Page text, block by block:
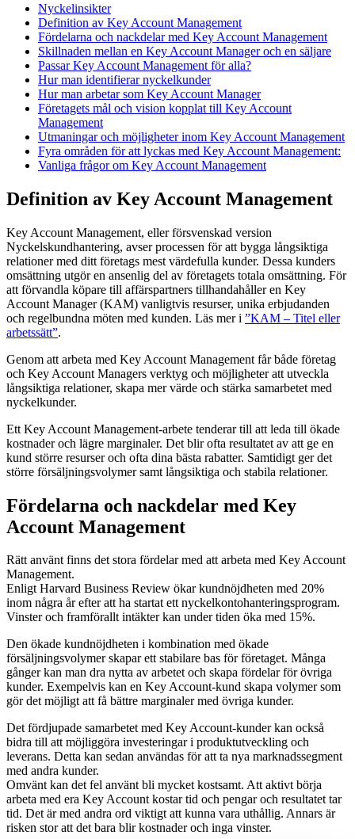
Nyckelinsikter
Definition av Key Account Management
Fördelarna och nackdelar med Key Account Management
Skillnaden mellan en Key Account Manager och en säljare
Passar Key Account Management för alla?
Hur man identifierar nyckelkunder
Hur man arbetar som Key Account Manager
Företagets mål och vision kopplat till Key Account
Management
Utmaningar och möjligheter inom Key Account Management
Fyra områden för att lyckas med Key Account Management:
Vanliga frågor om Key Account Management
Definition av Key Account Management
Key Account Management, eller försvenskad version
Nyckelskundhantering, avser processen för att bygga långsiktiga
relationer med ditt företags mest värdefulla kunder. Dessa kunders
omsättning utgör en ansenlig del av företagets totala omsättning. För
att förvandla köpare till affärspartners tillhandahåller en Key
Account Manager (KAM) vanligtvis resurser, unika erbjudanden
och regelbundna möten med kunden. Läs mer i ”KAM – Titel eller
arbetssätt”.
Genom att arbeta med Key Account Management får både företag
och Key Account Managers verktyg och möjligheter att utveckla
långsiktiga relationer, skapa mer värde och stärka samarbetet med
nyckelkunder.
Ett Key Account Management-arbete tenderar till att leda till ökade
kostnader och lägre marginaler. Det blir ofta resultatet av att ge en
kund större resurser och ofta dina bästa rabatter. Samtidigt ger det
större försäljningsvolymer samt långsiktiga och stabila relationer.
Fördelarna och nackdelar med Key
Account Management
Rätt använt finns det stora fördelar med att arbeta med Key Account
Management.
Enligt Harvard Business Review ökar kundnöjdheten med 20%
inom några år efter att ha startat ett nyckelkontohanteringsprogram.
Vinster och framförallt intäkter kan under tiden öka med 15%.
Den ökade kundnöjdheten i kombination med ökade
försäljningsvolymer skapar ett stabilare bas för företaget. Många
gånger kan man dra nytta av arbetet och skapa fördelar för övriga
kunder. Exempelvis kan en Key Account-kund skapa volymer som
gör det möjligt att få bättre marginaler med övriga kunder.
Det fördjupade samarbetet med Key Account-kunder kan också
bidra till att möjliggöra investeringar i produktutveckling och
leverans. Detta kan sedan användas för att ta nya marknadssegment
med andra kunder.
Omvänt kan det fel använt bli mycket kostsamt. Att aktivt börja
arbeta med era Key Account kostar tid och pengar och resultatet tar
tid. Det är med andra ord viktigt att kunna vara uthållig. Annars är
risken stor att det bara blir kostnader och inga vinster.